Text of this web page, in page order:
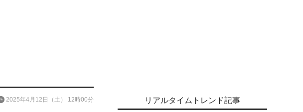
2025年4月12日（土） 12時00分 リアルタイムトレンド記事